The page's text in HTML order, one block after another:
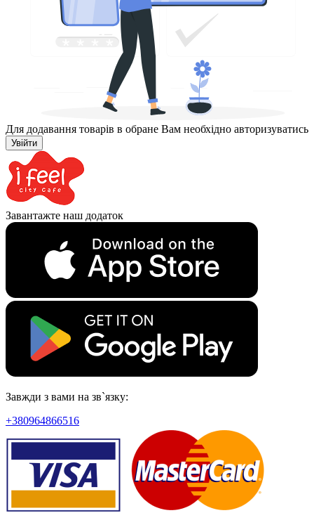
Для додавання товарів в обране Вам необхідно авторизуватись
Увійти
Завантажте наш додаток
Завжди з вами на зв`язку:
+380964866516